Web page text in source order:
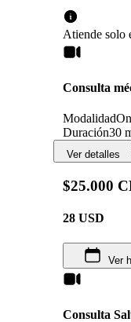
Atiende solo
Consulta
Modalidad
Duración30
Ver detalles
$25.000
28 USD
Ver
Consulta